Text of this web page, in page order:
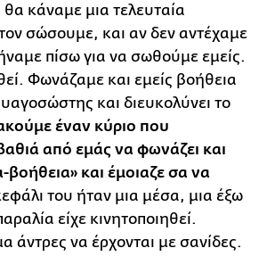
κάναμε μια τελευταία
σώσουμε, και αν δεν αντέχαμε
πίσω για να σωθούμε εμείς.
Φωνάζαμε και εμείς βοήθεια
και διευκολύνει το
έναν κύριο που
από εμάς να φωνάζει και
και έμοιαζε σα να
του ήταν μια μέσα, μια έξω
είχε κινητοποιηθεί.
άντρες να έρχονται με σανίδες.